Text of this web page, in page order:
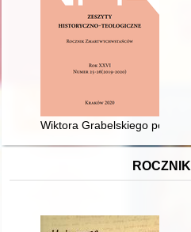
Wiktora Grabelskiego